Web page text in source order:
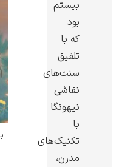
گوستاو کلیمت
بیستم
بود
که با
تلفیق
سنت‌های
نقاشی
نیهونگا
با
تکنیک‌های
مدرن،